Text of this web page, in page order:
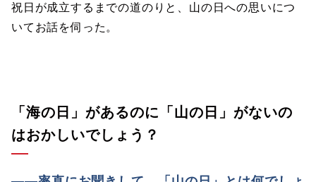
祝日が成立するまでの道のりと、山の日への思いにつ
いてお話を伺った。
「海の日」があるのに「山の日」がないの
はおかしいでしょう？